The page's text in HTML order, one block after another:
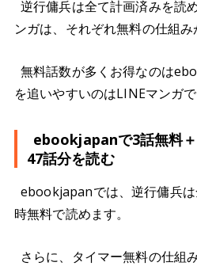
逆行傭兵は全て計画済みを読
ンガは、それぞれ無料の仕組み
無料話数が多くお得なのは
を追いやすいのはLINEマンガで
ebookjapanで3話無料
47話分を読む
ebookjapanでは、逆行傭兵
時無料で読めます。
さらに、タイマー無料の仕組